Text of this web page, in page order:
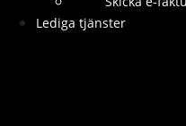
Lediga tjänster